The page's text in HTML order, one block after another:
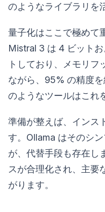
のようなライブラリを
量子化はここで極めて
Mistral 3 は 4 ビット
トしており、メモリフ
ながら、95% の精度
のようなツールはこれ
準備が整えば、インス
す。Ollama はそのシ
が、代替手段も存在し
スが合理化され、主要
がります。